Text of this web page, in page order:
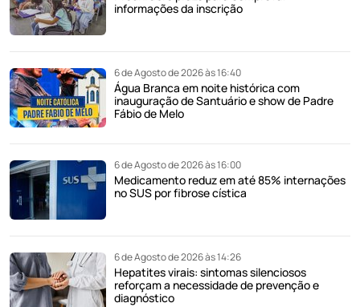
informações da inscrição
6 de Agosto de 2026 às 16:40
Água Branca em noite histórica com
inauguração de Santuário e show de Padre
Fábio de Melo
6 de Agosto de 2026 às 16:00
Medicamento reduz em até 85% internações
no SUS por fibrose cística
6 de Agosto de 2026 às 14:26
Hepatites virais: sintomas silenciosos
reforçam a necessidade de prevenção e
diagnóstico